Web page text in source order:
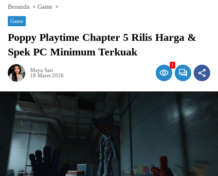
Beranda Game
Game
Poppy Playtime Chapter 5 Rilis Harga &
Spek PC Minimum Terkuak
Maya Sari
18 Maret 2026
1